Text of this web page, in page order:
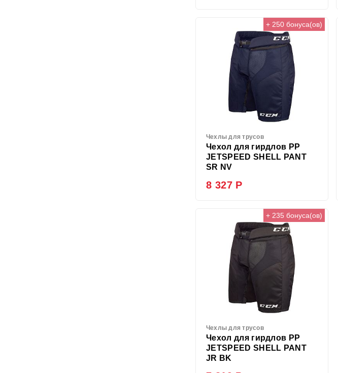
+ 250 бонуса(ов)
Чехлы для трусов
Чехол для гирдлов PP
JETSPEED SHELL PANT
SR NV
8 327 Р
+ 235 бонуса(ов)
Чехлы для трусов
Чехол для гирдлов PP
JETSPEED SHELL PANT
JR BK